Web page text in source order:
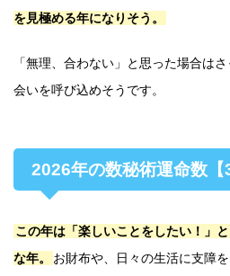
を見極める年になりそう。
「無理、合わない」と思った場合は
会いを呼び込めそうです。
2026年の数秘術運命数【
この年は「楽しいことをしたい！」
な年。
お財布や、日々の生活に支障